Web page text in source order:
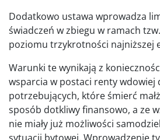
Dodatkowo ustawa wprowadza
świadczeń w zbiegu w ramach
poziomu trzykrotności najniższej
Warunki te wynikają z
wsparcia w postaci renty wdowiej
potrzebujących, które śmierć
sposób dotkliwy finansowo, a ze
nie miały już możliwości